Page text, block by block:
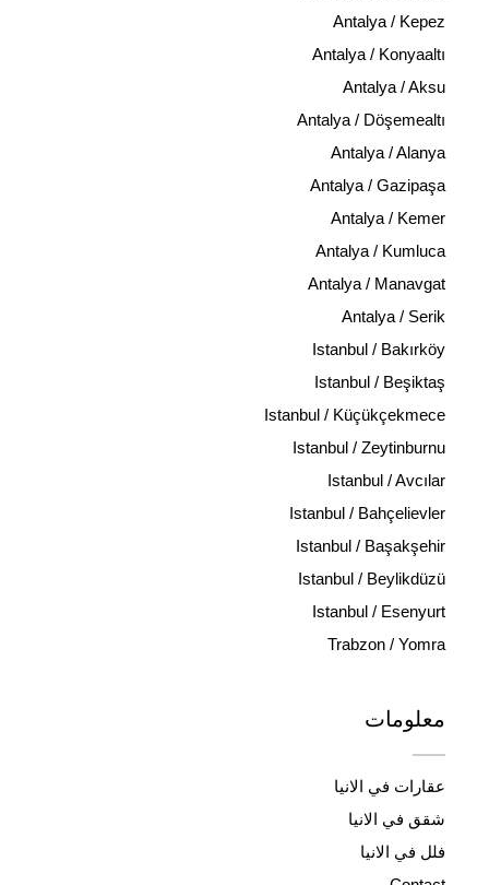
Antalya / Kepez
Antalya / Konyaaltı
Antalya / Aksu
Antalya / Döşemealtı
Antalya / Alanya
Antalya / Gazipaşa
Antalya / Kemer
Antalya / Kumluca
Antalya / Manavgat
Antalya / Serik
Istanbul / Bakırköy
Istanbul / Beşiktaş
Istanbul / Küçükçekmece
Istanbul / Zeytinburnu
Istanbul / Avcılar
Istanbul / Bahçelievler
Istanbul / Başakşehir
Istanbul / Beylikdüzü
Istanbul / Esenyurt
Trabzon / Yomra
معلومات
عقارات في الانيا
شقق في الانيا
فلل في الانيا